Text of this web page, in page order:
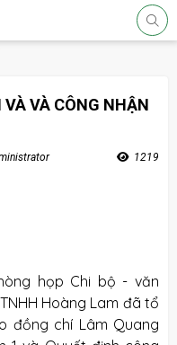
VÀ CÔNG NHẬN
1219
họp Chi bộ - văn
Hoàng Lam đã tổ
đồng chí Lâm Quang